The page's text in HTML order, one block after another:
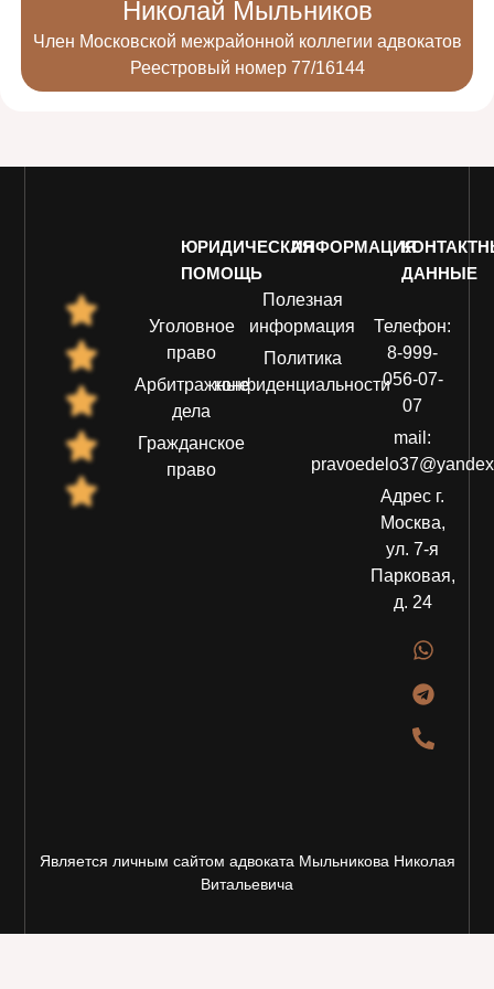
Николай Мыльников
Член Московской межрайонной коллегии адвокатов
Реестровый номер 77/16144
ЮРИДИЧЕСКАЯ
ПОМОЩЬ
Уголовное
право
Арбитражные
дела
Гражданское
право
ИНФОРМАЦИЯ
Полезная
информация
Политика
конфиденциальности
ДАННЫЕ
Телефон:
8-999-
056-07-
07
mail:
Адрес г.
Москва,
ул. 7-я
Парковая,
д. 24
Является личным сайтом адвоката Мыльникова Николая
Витальевича